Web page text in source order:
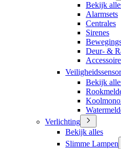
Bekijk
Alarmsets
Centrales
Sirenes
Deur- &
Bekijk
Verlichting
Bekijk alles
Slimme Lampen